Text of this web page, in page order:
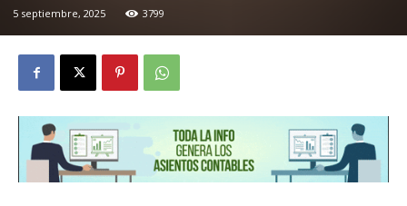
5 septiembre, 2025 3799